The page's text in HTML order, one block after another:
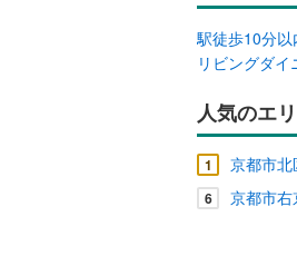
駅徒歩10分以
リビングダ
人気のエ
1 京都市北
6 京都市右